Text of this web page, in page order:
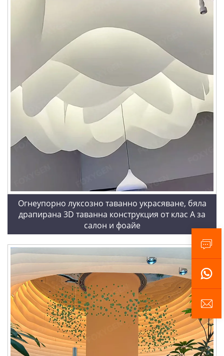
Огнеупорно луксозно таванно украсяване, бяла
драпирана 3D таванна конструкция от клас А за
салон и фоайе